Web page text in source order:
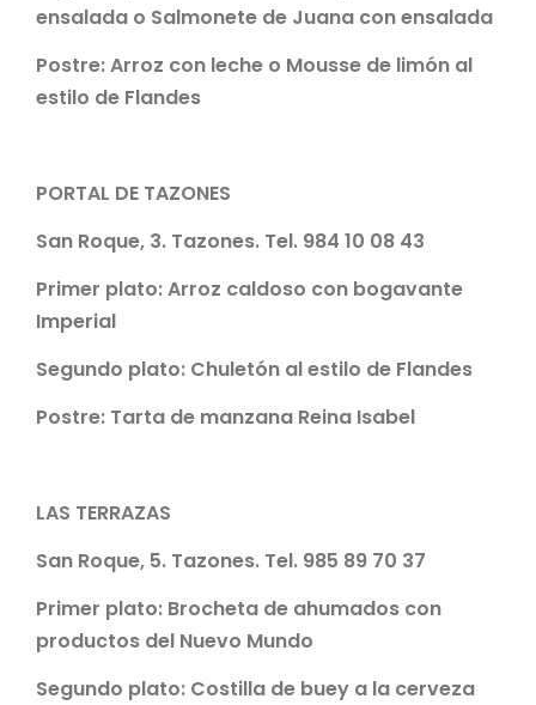
ensalada o Salmonete de Juana con ensalada
Postre:Arroz con leche o Mousse de limón al
estilo de Flandes
PORTAL DE TAZONES
San Roque, 3. Tazones. Tel. 984 10 08 43
Primer plato:Arroz caldoso con bogavante
Imperial
Segundo plato: Chuletón al estilo de Flandes
Postre: Tarta de manzana Reina Isabel
LAS TERRAZAS
San Roque, 5. Tazones. Tel. 985 89 70 37
Primer plato: Brocheta de ahumados con
productos del Nuevo Mundo
Segundo plato: Costilla de buey a la cerveza